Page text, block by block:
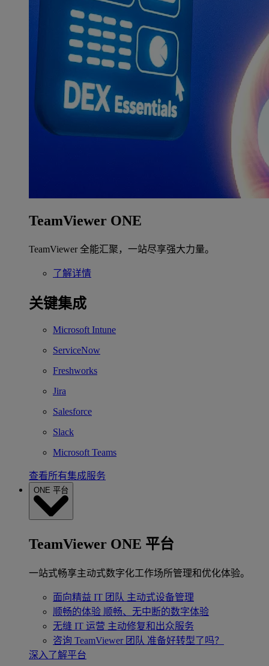
TeamViewer ONE
TeamViewer 全能汇聚，一站尽享强大力量。
了解详情
关键集成
Microsoft Intune
ServiceNow
Freshworks
Jira
Salesforce
Slack
Microsoft Teams
查看所有集成服务
ONE 平台
TeamViewer ONE 平台
一站式畅享主动式数字化工作场所管理和优化体验。
面向精益 IT 团队 主动式设备管理
顺畅的体验 顺畅、无中断的数字体验
无缝 IT 运营 主动修复和出众服务
咨询 TeamViewer 团队 准备好转型了吗？
深入了解平台